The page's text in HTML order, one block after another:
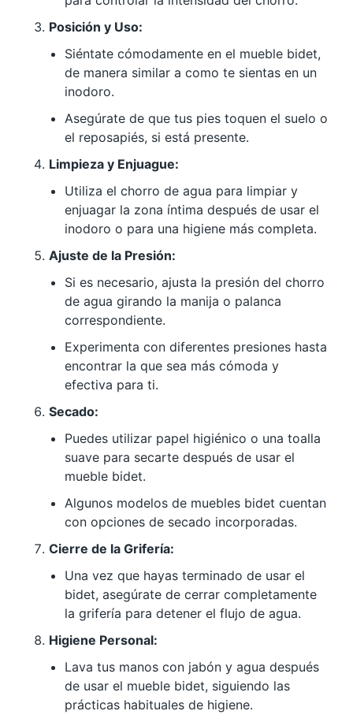
Posición y Uso:
Siéntate cómodamente en el mueble bidet,
de manera similar a como te sientas en un
inodoro.
Asegúrate de que tus pies toquen el suelo o
el reposapiés, si está presente.
Limpieza y Enjuague:
Utiliza el chorro de agua para limpiar y
enjuagar la zona íntima después de usar el
inodoro o para una higiene más completa.
Ajuste de la Presión:
Si es necesario, ajusta la presión del chorro
de agua girando la manija o palanca
correspondiente.
Experimenta con diferentes presiones hasta
encontrar la que sea más cómoda y
efectiva para ti.
Secado:
Puedes utilizar papel higiénico o una toalla
suave para secarte después de usar el
mueble bidet.
Algunos modelos de muebles bidet cuentan
con opciones de secado incorporadas.
Cierre de la Grifería:
Una vez que hayas terminado de usar el
bidet, asegúrate de cerrar completamente
la grifería para detener el flujo de agua.
Higiene Personal:
Lava tus manos con jabón y agua después
de usar el mueble bidet, siguiendo las
prácticas habituales de higiene.